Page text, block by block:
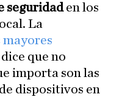
seguridaden los
La
mayores
que no
importa son las
dispositivos en